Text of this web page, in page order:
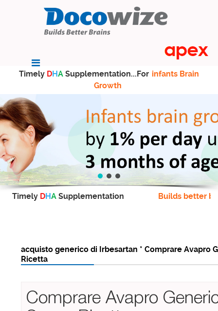
Timely DHA Supplementation...For infants Brain
Growth
Timely DHA Supplementation Builds better
acquisto generico di Irbesartan * Comprare Avapro
Ricetta
Comprare Avapro